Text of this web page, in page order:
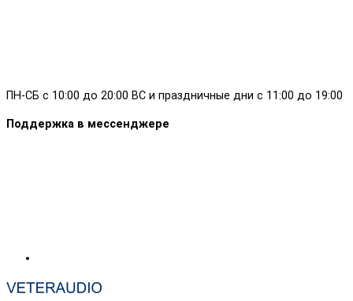
ПН-СБ с 10:00 до 20:00 ВС и праздничные дни с 11:00 до 19:00
Поддержка в мессенджере